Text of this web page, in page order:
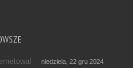
niedziela, 22 gru 2024